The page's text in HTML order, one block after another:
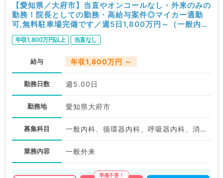
【愛知県／大府市】当直やオンコールなし・外来のみの
勤務！院長としての勤務・高給与案件◎マイカー通勤
可,無料駐車場完備です／週5日1,800万円～（一般内科
／常勤）
年収1,800万円以上 当直なし
給与 年収1,800万円 ～
勤務日数 週5.00日
勤務地 愛知県大府市
募集科目 一般内科、循環器内科、呼吸器内科、消化器内科、内分泌・代謝内科
業務内容 一般外来